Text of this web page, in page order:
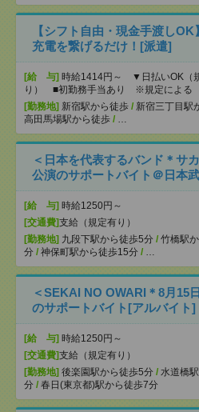
【シフト自由・現金手渡し
充電を繋げるだけ！[派遣]
[給 与] 時給1414円～ ▼日払いOK（
り） ■初勤務手当あり ※規定による
[勤務地] 新宿駅から徒歩 / 新宿三丁目駅
高田馬場駅から徒歩 / …
＜日本を代表するバンド＊サ
公演のサポートバイト＠日本
[給 与] 時給1250円～
[交通費]支給（規定有り）
[勤務地] 九段下駅から徒歩5分 / 竹橋駅
分 / 神保町駅から徒歩15分 / …
＜SEKAI NO OWARI＊8月15
のサポートバイト[アルバイト]
[給 与] 時給1250円～
[交通費]支給（規定有り）
[勤務地] 後楽園駅から徒歩5分 / 水道橋
分 / 春日(東京都)駅から徒歩7分